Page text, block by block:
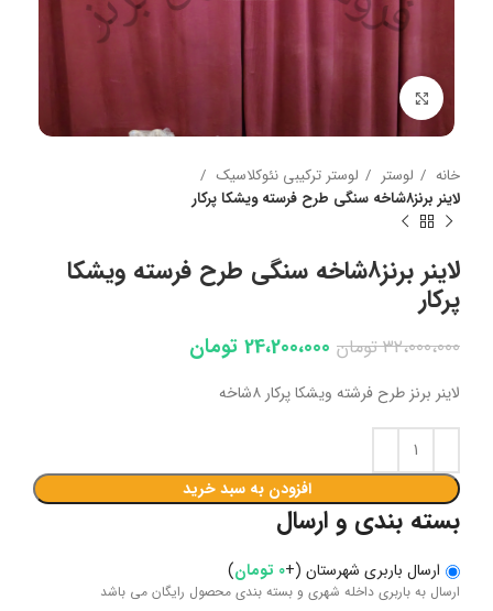
بزرگنمایی تصویر
خانه لوستر
لوستر ترکیبی نئوکلاسیک
لاینر برنز۸شاخه سنگی طرح فرسته ویشکا پرکار
لاینر برنز۸شاخه سنگی طرح فرسته ویشکا
پرکار
32،000،000تومان 24،200،000 تومان
لاینر برنز طرح فرشته ویشکا پرکار ۸شاخه
افزودن به سبد خرید
بسته بندی و ارسال
ارسال باربری شهرستان (
+
0 تومان)
ارسال به باربری داخله شهری و بسته بندی محصول رایگان می باشد